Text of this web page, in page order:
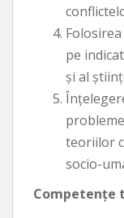
pe
şi al
teoriilor
socio-
Competenţe